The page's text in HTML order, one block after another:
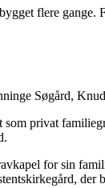
flere
Søgård,
privat
for sin
der